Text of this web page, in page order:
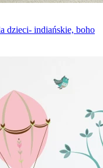
dzieci- indiańskie, boho